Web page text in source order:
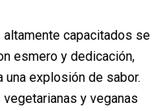
capacitados se
esmero y dedicación,
una explosión de sabor.
y veganas